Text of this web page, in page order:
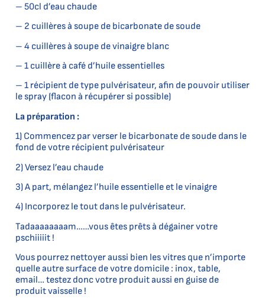
– 50cl d’eau chaude
– 2 cuillères à soupe de bicarbonate de soude
– 4 cuillères à soupe de vinaigre blanc
– 1 cuillère à café d’huile essentielles
– 1 récipient de type pulvérisateur, afin de pouvoir utiliser
le spray (flacon à récupérer si possible)
La préparation :
1) Commencez par verser le bicarbonate de soude dans le
fond de votre récipient pulvérisateur
2) Versez l’eau chaude
3) A part, mélangez l’huile essentielle et le vinaigre
4) Incorporez le tout dans le pulvérisateur.
Tadaaaaaaaam……vous êtes prêts à dégainer votre
pschiiiiit !
Vous pourrez nettoyer aussi bien les vitres que n’importe
quelle autre surface de votre domicile : inox, table,
email… testez donc votre produit aussi en guise de
produit vaisselle !